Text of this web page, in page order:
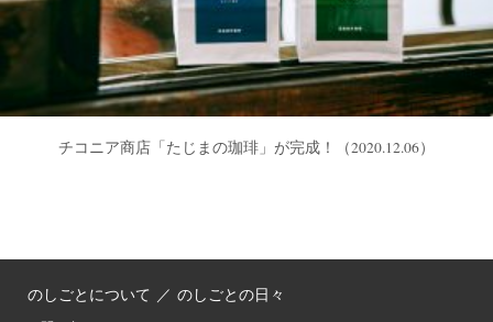
チコニア商店「たじまの珈琲」が完成！ （2020.12.06）
のしごとについて ／ のしごとの日々